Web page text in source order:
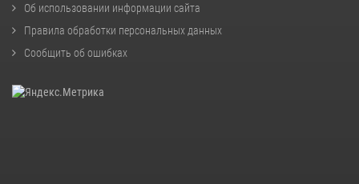
Об использовании информации сайта
Правила обработки персональных данных
Сообщить об ошибках